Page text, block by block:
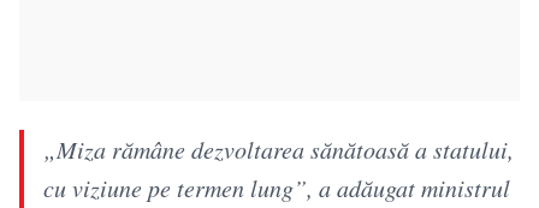
„Miza rămâne dezvoltarea sănătoasă a statului,
cu viziune pe termen lung”, a adăugat ministrul